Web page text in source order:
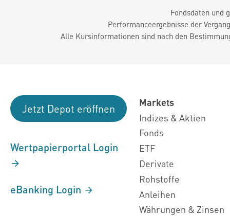
Fondsdaten und
Performanceergebnisse der
Alle Kursinformationen sind nach den
Jetzt Depot eröffnen
Wertpapierportal Login
eBanking Login
Markets
Indizes & Aktien
Fonds
ETF
Derivate
Rohstoffe
Anleihen
Währungen & Zinsen